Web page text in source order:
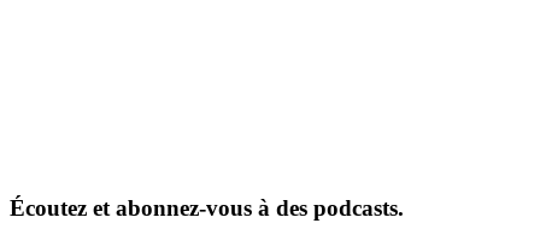
Écoutez et abonnez-vous à des podcasts.